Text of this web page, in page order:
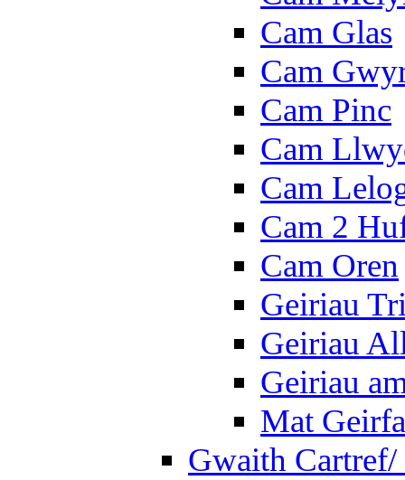
Cam Glas
Cam
Cam Pinc
Cam
Cam
Cam 2
Cam Oren
Geiriau
Geiriau
Geiriau
Mat
Gwaith